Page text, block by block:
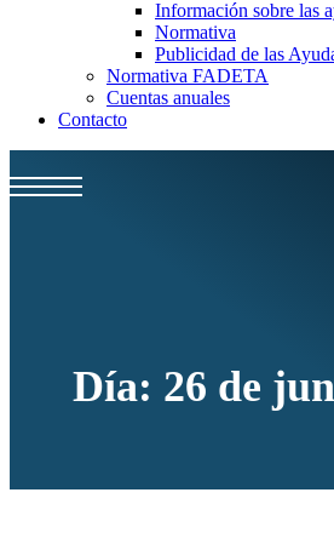
Información sobre las
Normativa
Publicidad de las
Normativa FADETA
Cuentas anuales
Contacto
Día: 26 de